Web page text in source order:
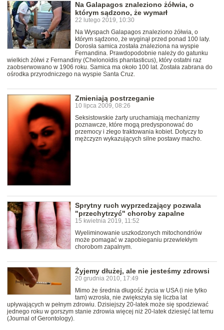
Na Galapagos znaleziono żółwia, o
którym sądzono, że wymarł
22 lutego 2019, 10:30
Na Wyspach Galapagos znaleziono żółwia, o
którym sądzono, że wyginął przed ponad 100 laty.
Dorosła samica została znaleziona na wyspie
Fernandina. Prawdopodobnie należy do gatunku
wielkich żółwi z Fernandiny (Chelonoidis phantasticus), który ostatni raz
zaobserwowano w 1906 roku. Samica ma około 100 lat. Została zabrana do
ośrodka przyrodniczego na wyspie Santa Cruz.
Zmieniają postrzeganie
10 lipca 2009, 08:26
Seksistowskie żarty uruchamiają mechanizmy
poznawcze, które mogą predysponować do
przemocy i złego traktowania kobiet. Dotyczy to
mężczyzn wykazujących silne postawy macho.
Sprytny ruch wyprzedzający pozwala
"przechytrzyć" choroby zapalne
15 kwietnia 2019, 11:52
Wyeliminowanie uszkodzonych mitochondriów
może pomagać w zapobieganiu przewlekłym
chorobom zapalnym.
Żyjemy dłużej, ale nie jesteśmy zdrowsi
20 grudnia 2010, 17:49
Mimo że średnia długość życia w USA (i nie tylko
tam) wzrosła, nie zwiększyła się liczba lat
upływających w pełnym zdrowiu. Dzisiejszy 20-latek może się spodziewać
jednego roku w gorszym stanie zdrowia więcej niż 20-latek dziesięć lat temu
(Journal of Gerontology).